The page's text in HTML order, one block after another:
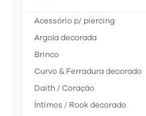
Acessório p/ piercing
Argola decorada
Brinco
Curvo & Ferradura decorado
Daith / Coração
Íntimos / Rook decorado